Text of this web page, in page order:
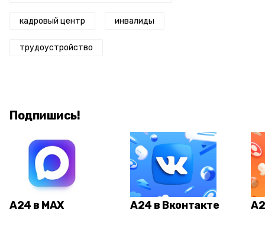
кадровый центр инвалиды
трудоустройство
Подпишись!
А24 в MAX А24 в Вконтакте